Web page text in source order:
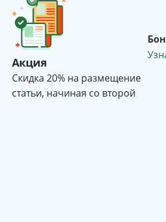
Акция
Cкидка 20% на размещение
статьи, начиная со второй